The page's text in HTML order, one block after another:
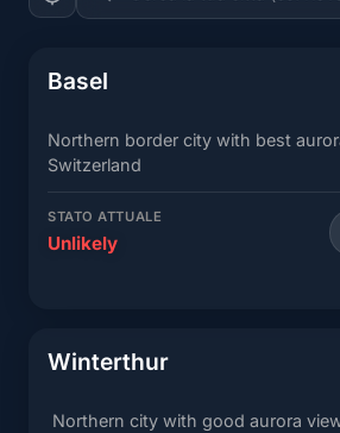
Basel
Northern border city with best
Switzerland
STATO ATTUALE
Unlikely
Winterthur
Northern city with good aurora